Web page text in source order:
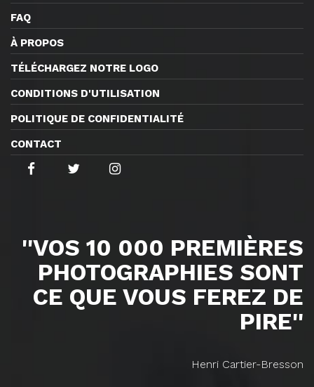
FAQ
À PROPOS
TÉLÉCHARGEZ NOTRE LOGO
CONDITIONS D'UTILISATION
POLITIQUE DE CONFIDENTIALITÉ
CONTACT
''VOS 10 000 PREMIÈRES
PHOTOGRAPHIES SONT
CE QUE VOUS FEREZ DE
PIRE''
Henri Cartier-Bresson